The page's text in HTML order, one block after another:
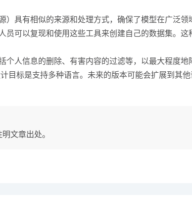
具有相似的来源和处理方式，确保了模型在广泛领
可以复现和使用这些工具来创建自己的数据集。
人信息的删除、有害内容的过滤等，以最大程度地
目标是支持多种语言。未来的版本可能会扩展到其
文章出处。